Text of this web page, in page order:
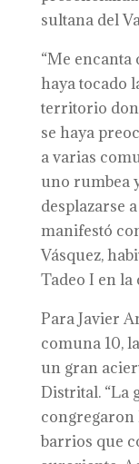
sultana del
“Me encanta
haya tocado
territorio
se haya
a varias
uno rumbea
desplazarse
manifestó
Vásquez,
Tadeo I en la
Para Javier
comuna 10,
un gran
Distrital. “La
congregaron
barrios que